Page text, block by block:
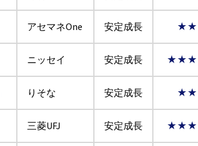
アセマネOne 安定成長 ★★
ニッセイ 安定成長
りそな 安定成長 ★★
三菱UFJ 安定成長